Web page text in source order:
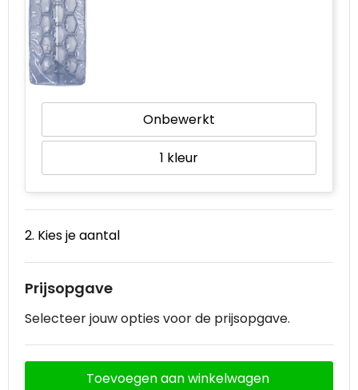
Onbewerkt
1
2. Kies je aantal
Prijsopgave
Selecteer jouw opties voor de prijsopgave.
Toevoegen aan winkelwagen